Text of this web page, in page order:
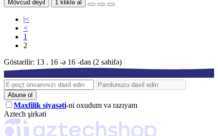
Mövcud deyil 1 kliklə al
|<
<
1
2
Göstərilir: 13 . 16 -ə 16 -dən (2 səhifə)
Abunə ol
Məxfilik siyasəti-ni oxudum və razıyam
Aztech şirkəti